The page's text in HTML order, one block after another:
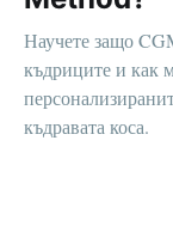
Научете защо
къдриците и как
къдравата коса.